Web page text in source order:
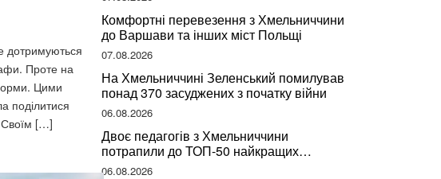
дотримуються
Проте на
Цими
поділитися
Своїм […]
Комфортні перевезення з Хмельниччини
до Варшави та інших міст Польщі
07.08.2026
На Хмельниччині Зеленський помилував
понад 370 засуджених з початку війни
06.08.2026
Двоє педагогів з Хмельниччини
потрапили до ТОП-50 найкращих
учителів України
06.08.2026